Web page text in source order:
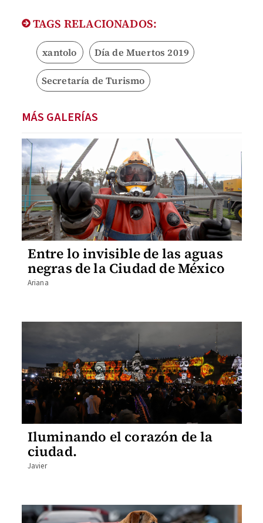
TAGS RELACIONADOS:
xantolo Día de Muertos 2019
Secretaría de Turismo
MÁS GALERÍAS
Entre lo invisible de las aguas
negras de la Ciudad de México
Ariana
Iluminando el corazón de la
ciudad.
Javier